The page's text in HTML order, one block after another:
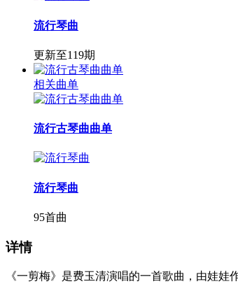
流行琴曲
更新至119期
相关曲单
流行古琴曲曲单
流行琴曲
95首曲
详情
《一剪梅》是费玉清演唱的一首歌曲，由娃